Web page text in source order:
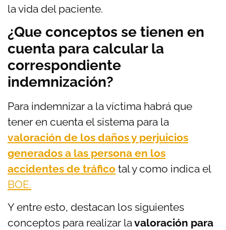
la vida del paciente.
¿Que conceptos se tienen en
cuenta para calcular la
correspondiente
indemnización?
Para indemnizar a la víctima habrá que
tener en cuenta el sistema para la
valoración de los daños y perjuicios
generados a las persona en los
accidentes de tráfico tal y como indica el
BOE.
Y entre esto, destacan los siguientes
conceptos para realizar lavaloración para